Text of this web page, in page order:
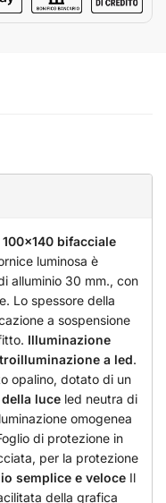
bifacciale
luminosa è
alluminio 30 mm., con
Lo spessore della
a sospensione
Illuminazione
a led.
opalino, dotato di un
luce led neutra di
omogenea
di protezione in
per la protezione
semplice e veloce Il
della grafica